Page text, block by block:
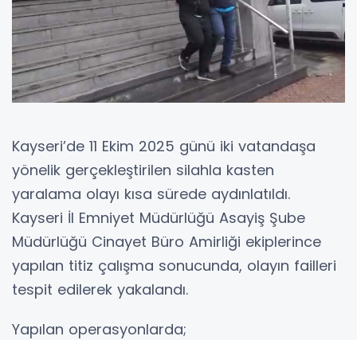
Kayseri’de 11 Ekim 2025 günü iki vatandaşa
yönelik gerçekleştirilen silahla kasten
yaralama olayı kısa sürede aydınlatıldı.
Kayseri İl Emniyet Müdürlüğü Asayiş Şube
Müdürlüğü Cinayet Büro Amirliği ekiplerince
yapılan titiz çalışma sonucunda, olayın failleri
tespit edilerek yakalandı.
Yapılan operasyonlarda;